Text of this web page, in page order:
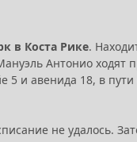
в Коста Рике.
Антонио
5 и авенида 18, в
не удалось.